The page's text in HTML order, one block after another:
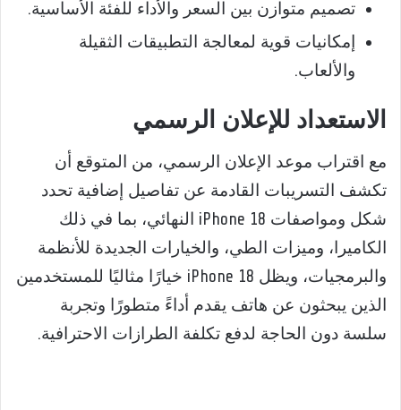
تصميم متوازن بين السعر والأداء للفئة الأساسية.
إمكانيات قوية لمعالجة التطبيقات الثقيلة
والألعاب.
الاستعداد للإعلان الرسمي
مع اقتراب موعد الإعلان الرسمي، من المتوقع أن
تكشف التسريبات القادمة عن تفاصيل إضافية تحدد
شكل ومواصفات iPhone 18 النهائي، بما في ذلك
الكاميرا، وميزات الطي، والخيارات الجديدة للأنظمة
والبرمجيات، ويظل iPhone 18 خيارًا مثاليًا للمستخدمين
الذين يبحثون عن هاتف يقدم أداءً متطورًا وتجربة
سلسة دون الحاجة لدفع تكلفة الطرازات الاحترافية.